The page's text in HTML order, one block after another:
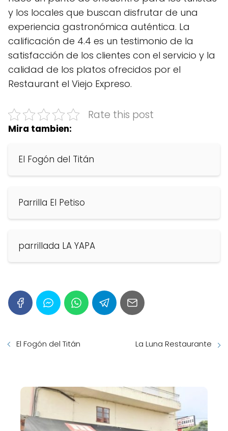
y los locales que buscan disfrutar de una
experiencia gastronómica auténtica. La
calificación de 4.4 es un testimonio de la
satisfacción de los clientes con el servicio y la
calidad de los platos ofrecidos por el
Restaurant el Viejo Expreso.
Rate this post
Mira tambien:
El Fogón del Titán
Parrilla El Petiso
parrillada LA YAPA
El Fogón del Titán La Luna Restaurante